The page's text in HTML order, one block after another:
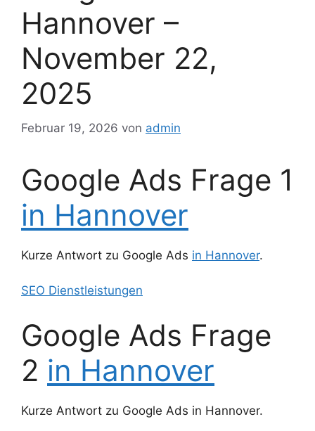
Hannover –
November 22,
2025
Februar 19, 2026 von admin
Google Ads Frage 1
in Hannover
Kurze Antwort zu Google Ads in Hannover.
SEO Dienstleistungen
Google Ads Frage
2 in Hannover
Kurze Antwort zu Google Ads in Hannover.